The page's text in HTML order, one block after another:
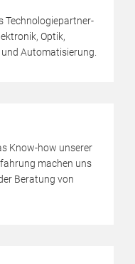
Technologiepartner-
Optik,
Automatisierung.
Know-how unserer
machen uns
Beratung von